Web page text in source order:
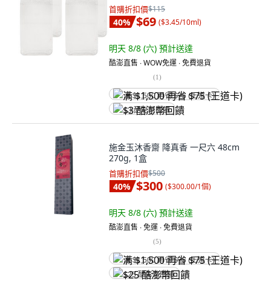
首購折扣價$115
40% $69 ($3.45/10ml)
明天 8/8 (六) 預計送達
酷澎直售 ∙ WOW免運 ∙ 免費退貨
(1)
满 $1,500 再省 $75 (王道卡)
$3 酷澎幣回饋
施金玉沐香齋 降真香 一尺六 48cm
270g, 1盒
首購折扣價$500
40% $300 ($300.00/1個)
明天 8/8 (六) 預計送達
酷澎直售 ∙ 免運 ∙ 免費退貨
(5)
满 $1,500 再省 $75 (王道卡)
$25 酷澎幣回饋